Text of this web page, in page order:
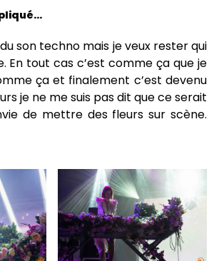
son techno mais je veux rester qui
En tout cas c’est comme ça que je
ça et finalement c’est devenu
je ne me suis pas dit que ce serait
de mettre des fleurs sur scène.